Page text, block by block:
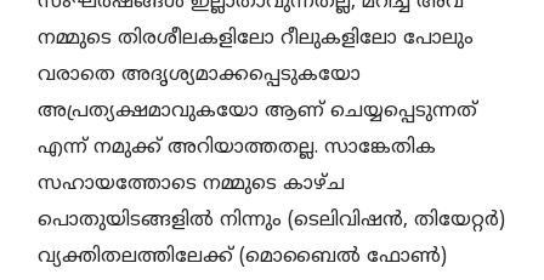
നമ്മുടെ തിരശീലകളിലോ റീലുകളിലോ പോലും
വരാതെ അദൃശ്യമാക്കപ്പെടുകയോ
അപ്രത്യക്ഷമാവുകയോ ആണ് ചെയ്യപ്പെടുന്നത്
എന്ന് നമുക്ക് അറിയാത്തതല്ല. സാങ്കേതിക
സഹായത്തോടെ നമ്മുടെ കാഴ്ച
പൊതുയിടങ്ങളിൽ നിന്നും (ടെലിവിഷൻ, തിയേറ്റർ)
വ്യക്തിതലത്തിലേക്ക് (മൊബൈൽ ഫോൺ)